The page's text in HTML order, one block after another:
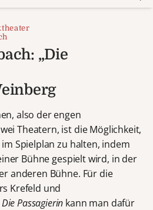
„Die
also der engen
Theatern, ist die Möglichkeit,
Spielplan zu halten, indem
Bühne gespielt wird, in der
anderen Bühne. Für die
Krefeld und
Die Passagierin kann man dafür